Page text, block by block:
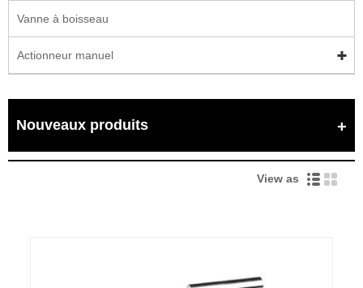
Vanne à boisseau
Actionneur manuel
Nouveaux produits
View as